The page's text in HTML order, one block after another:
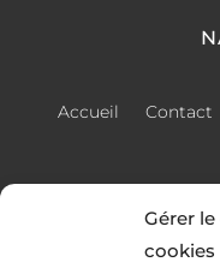
Gérer
cookies
Accueil Contact